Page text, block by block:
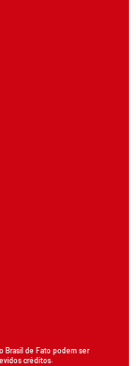
Brasil de Fato podem ser
créditos.